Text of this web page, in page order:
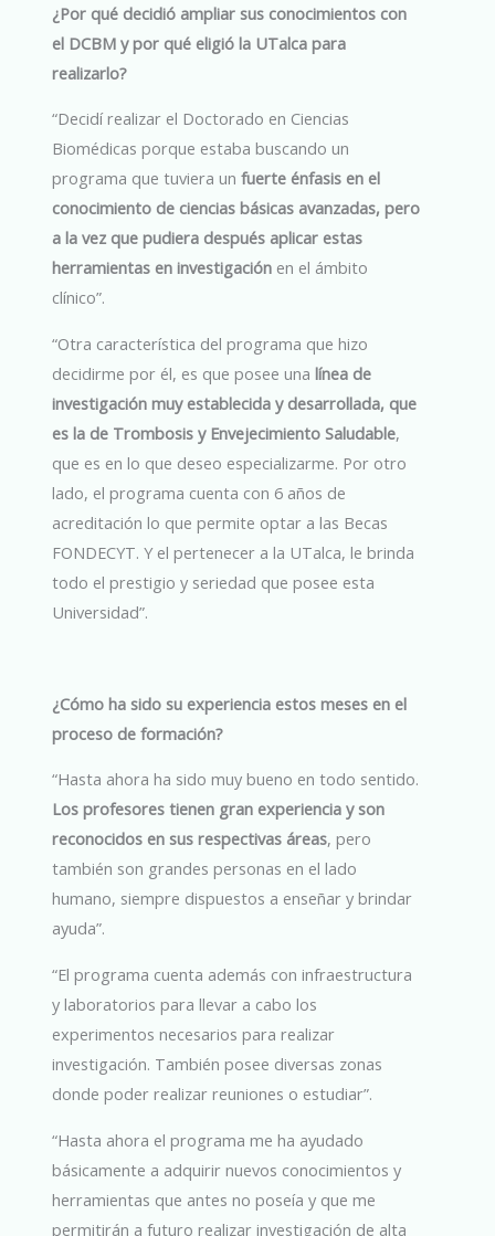
¿Por qué decidió ampliar sus conocimientos con
el DCBM y por qué eligió la UTalca para
realizarlo?
“Decidí realizar el Doctorado en Ciencias
Biomédicas porque estaba buscando un
programa que tuviera unfuerte énfasis en el
conocimiento de ciencias básicas avanzadas, pero
a la vez que pudiera después aplicar estas
herramientas en investigación en el ámbito
clínico”.
“Otra característica del programa que hizo
decidirme por él, es que posee unalínea de
investigación muy establecida y desarrollada, que
es la de Trombosis y Envejecimiento Saludable,
que es en lo que deseo especializarme. Por otro
lado, el programa cuenta con 6 años de
acreditación lo que permite optar a las Becas
FONDECYT. Y el pertenecer a la UTalca, le brinda
todo el prestigio y seriedad que posee esta
Universidad”.
¿Cómo ha sido su experiencia estos meses en el
proceso de formación?
“Hasta ahora ha sido muy bueno en todo sentido.
Los profesores tienen gran experiencia y son
reconocidos en sus respectivas áreas, pero
también son grandes personas en el lado
humano, siempre dispuestos a enseñar y brindar
ayuda”.
“El programa cuenta además con infraestructura
y laboratorios para llevar a cabo los
experimentos necesarios para realizar
investigación. También posee diversas zonas
donde poder realizar reuniones o estudiar”.
“Hasta ahora el programa me ha ayudado
básicamente a adquirir nuevos conocimientos y
herramientas que antes no poseía y que me
permitirán a futuro realizar investigación de alta